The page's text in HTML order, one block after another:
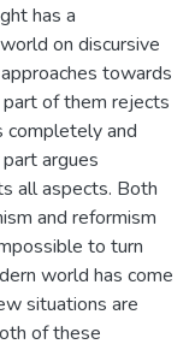
has a
on discursive
towards
of them rejects
completely and
argues
all aspects. Both
and reformism
to turn
world has come
situations are
of these